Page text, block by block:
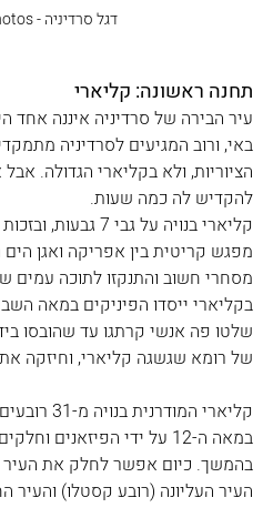
דגל סרדיניה - Depositphotos
תחנה ראשונה: קליארי
עיר הבירה של סרדיניה איננה אחד
באי, ורוב המגיעים לסרדיניה
הציוריות, ולא בקליארי הגדולה.
להקדיש לה כמה שעות.
קליארי בנויה על
מפגש קריטית בין אפריקה ואגן
מסחרי חשוב והתנקזו לתוכה עמים
בקליארי ייסדו הפיניקים במאה
שלטו פה אנשי קרתגו עד שהובסו
של רומא שגשגה קליארי, וחיזקה
קליארי
במאה ה-12 על ידי הפיזאנים
בהמשך. כיום אפשר לחלק את העיר
העיר העליונה (רובע קסטלו) והעיר